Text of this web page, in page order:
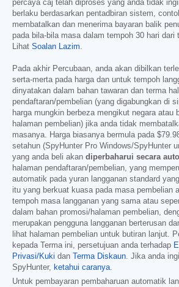
percaya caj telah diproses yang anda tidak
berlaku berdasarkan pentadbiran sistem,
membatalkan dan menerima bayaran balik
pada bila-bila masa dalam tempoh 30 hari dari
Lihat Soalan Lazim.
Pada akhir Percubaan, anda akan dibilkan
serta-merta pada harga dan untuk tempoh
dinyatakan dalam bahan tawaran dan terma
pendaftaran/pembelian (yang digabungkan di
harga mungkin berbeza mengikut negara atau
halaman pembelian) jika anda tidak
masanya. Harga biasanya bermula pada
setahun (SpyHunter Pro Windows/SpyHunter
yang anda beli akan diperbaharui secara
halaman pendaftaran/pembelian, yang
automatik pada yuran langganan standard
itu yang berkuat kuasa pada masa pembelian
tempoh masa langganan yang sama atau
dalam bahan promosi/halaman pembelian,
merupakan pengguna langganan berterusan
lihat halaman pembelian untuk butiran lanjut.
kepada Terma ini, persetujuan anda terhadap
Privasi/Kuki dan Terma Diskaun. Jika anda
SpyHunter, ketahui caranya.
Untuk pembayaran pembaharuan automatik